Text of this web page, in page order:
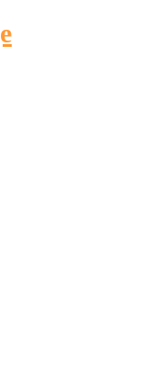
“Ich mache